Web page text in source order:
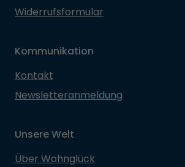
Widerrufsformular
Kommunikation
Kontakt
Newsletteranmeldung
Unsere Welt
Über Wohnglück